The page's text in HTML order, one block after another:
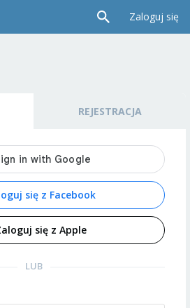
Zaloguj się
REJESTRACJA
się z Facebook
się z Apple
LUB